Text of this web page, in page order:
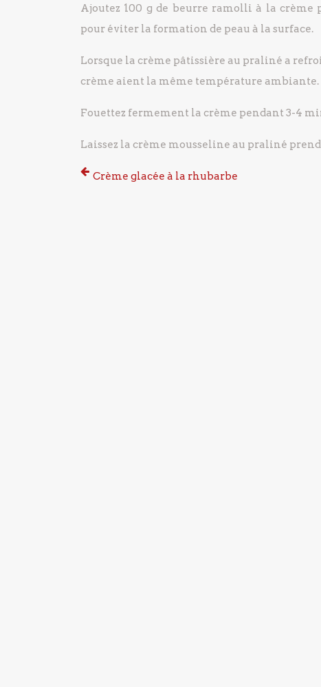
Ajoutez 100 g de beurre ramolli à la crème
pour éviter la formation de peau à la surface.
Lorsque la crème pâtissière au praliné a
crème aient la même température ambiante.
Fouettez fermement la crème pendant 3-4
Laissez la crème mousseline au praliné
Crème glacée à la rhubarbe